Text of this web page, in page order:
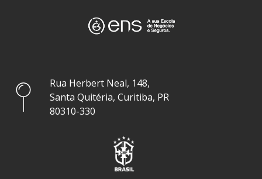
Rua Herbert Neal, 148,
Santa Quitéria, Curitiba, PR
80310-330